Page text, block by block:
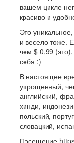
вашем цикле
красиво и
Это
и весело тоже.
чем $ 0,99 (это),
себя :)
В настоящее
упрощенный,
английский,
хинди,
польский,
словацкий,
Посещение